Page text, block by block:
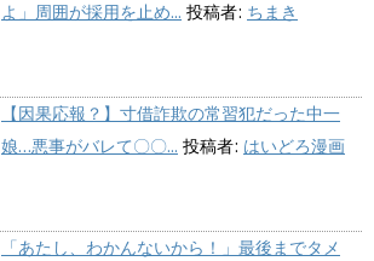
よ」周囲が採用を止め... 投稿者: ちまき
【因果応報？】寸借詐欺の常習犯だった中一
娘…悪事がバレて〇〇... 投稿者: はいどろ漫画
「あたし、わかんないから！」最後までタメ